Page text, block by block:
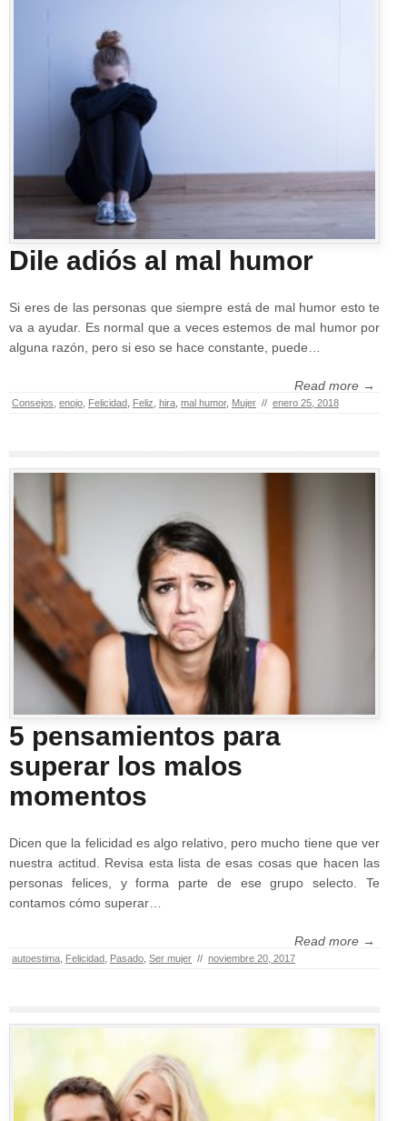
Dile adiós al mal humor
Si eres de las personas que siempre está de mal humor esto te
va a ayudar. Es normal que a veces estemos de mal humor por
alguna razón, pero si eso se hace constante, puede…
Read more →
Consejos enojo Felicidad Feliz hira mal humor, Mujer // enero 25, 2018
5 pensamientos para
superar los malos
momentos
Dicen que la felicidad es algo relativo, pero mucho tiene que ver
nuestra actitud. Revisa esta lista de esas cosas que hacen las
personas felices, y forma parte de ese grupo selecto. Te
contamos cómo superar…
Read more →
autoestima Felicidad Pasado Ser mujer // noviembre 20, 2017